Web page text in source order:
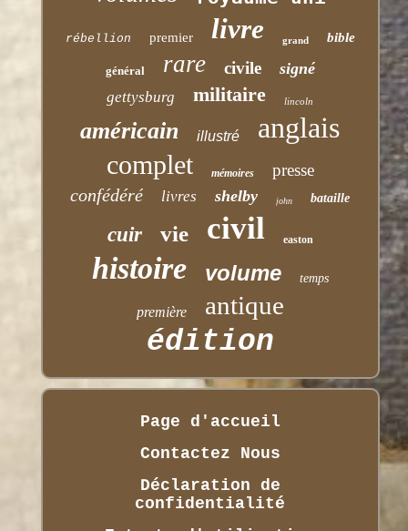
rébellion premier livre grand bible
général rare civile signé
gettysburg militaire lincoln
américain illustré anglais
complet mémoires presse
confédéré livres shelby john bataille
cuir vie civil easton
histoire volume temps
première antique
édition
Page d'accueil
Contactez Nous
Déclaration de
confidentialité